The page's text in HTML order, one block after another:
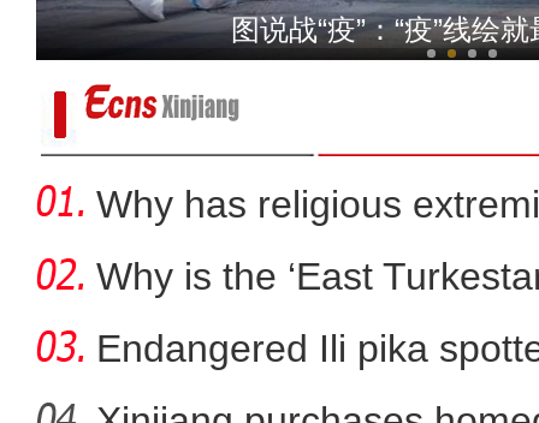
阿拉山口口岸入境中欧班列
图说战“疫”：“疫”线绘
Why has religious
rootless g
Why is the ‘East
Endangered Ili pika